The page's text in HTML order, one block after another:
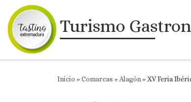
Saltar al contenido
Turismo
Inicio »Comarcas »Alagón»XV Feria